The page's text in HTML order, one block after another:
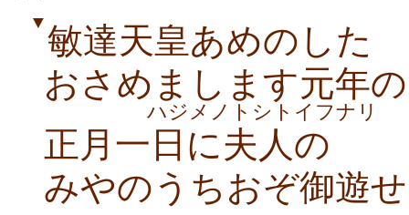
▼敏達天皇あめのした
おさめまします元年の
ハジメノトシトイフナリ
正月一日に夫人の
みやのうちおぞ御遊